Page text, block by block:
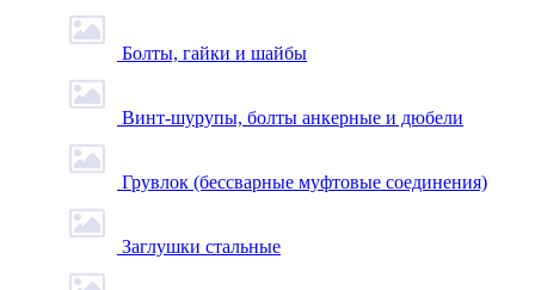
Болты, гайки и шайбы
Винт-шурупы, болты анкерные и дюбели
Грувлок (бессварные муфтовые соединения)
Заглушки стальные